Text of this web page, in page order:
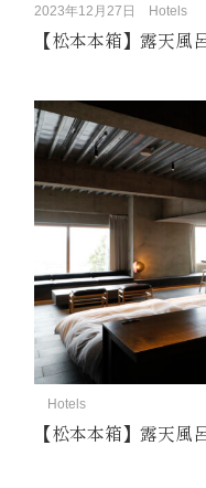
2023年12月27日 Hotels
【松本本箱】露天風
Hotels
【松本本箱】露天風